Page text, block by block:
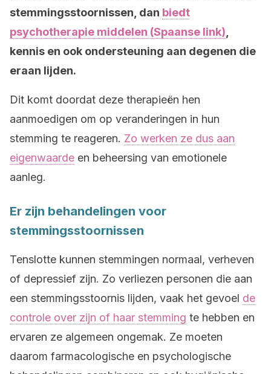
stemmingsstoornissen, dan biedt
psychotherapie middelen (Spaanse link)
kennis en ook ondersteuning aan degenen die
eraan lijden.
Dit komt doordat deze therapieën hen
aanmoedigen om op veranderingen in hun
stemming te reageren. Zo werken ze dus aan
eigenwaarde en beheersing van emotionele
aanleg.
Er zijn behandelingen voor
stemmingsstoornissen
Tenslotte kunnen stemmingen normaal, verheven
of depressief zijn. Zo verliezen personen die aan
een stemmingsstoornis lijden, vaak het gevoel de
controle over zijn of haar stemming te hebben en
ervaren ze algemeen ongemak. Ze moeten
daarom farmacologische en psychologische